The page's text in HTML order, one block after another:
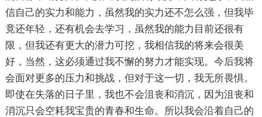
信自己的实力和能力，虽然我的实力还不怎么强，但我毕
竟还年轻，还有机会去学习，虽然我的能力目前还很有
限，但我还有更大的潜力可挖，我相信我的将来会很美
好，当然，这必须通过我不懈的努力才能实现。今后我将
会面对更多的压力和挑战，但对于这一切，我无所畏惧。
即使在失落的日子里，我也不会沮丧和消沉，因为沮丧和
消沉只会空耗我宝贵的青春和生命。所以我会沿着自己的